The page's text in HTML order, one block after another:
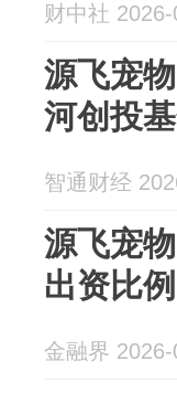
财中社
源飞宠
河创投
智通财经
源飞宠
出资比
金融界